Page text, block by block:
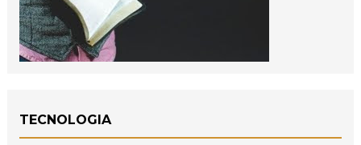
TECNOLOGIA